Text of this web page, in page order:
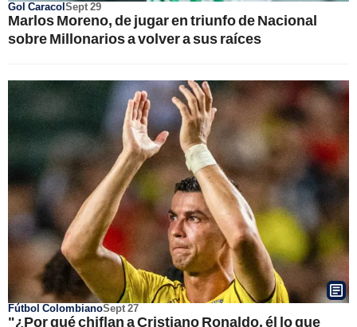
Gol CaracolSept 29
Marlos Moreno, de jugar en triunfo de Nacional
sobre Millonarios a volver a sus raíces
Fútbol ColombianoSept 27
"¿Por qué chiflan a Cristiano Ronaldo, él lo que